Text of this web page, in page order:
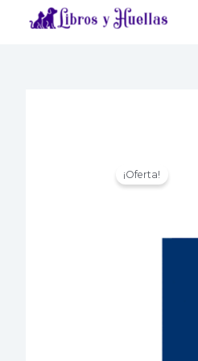
¡Oferta!